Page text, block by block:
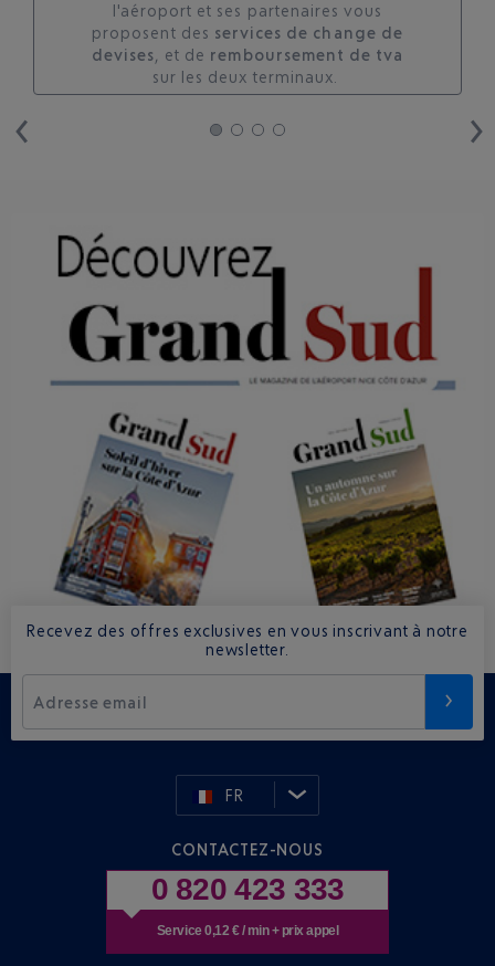
l'aéroport et ses partenaires vous
proposent des services de change de
devises , et de remboursement de tva
sur les deux terminaux. ​
Recevez des offres exclusives en vous inscrivant à notre
newsletter.
Adresse email
FR
CONTACTEZ-NOUS
0 820 423 333
Service 0,12 € / min + prix appel